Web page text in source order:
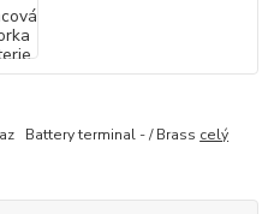
Battery terminal - / Brass celý